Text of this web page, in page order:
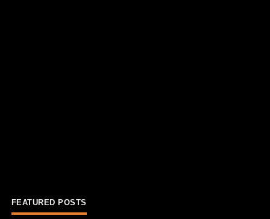
FEATURED POSTS